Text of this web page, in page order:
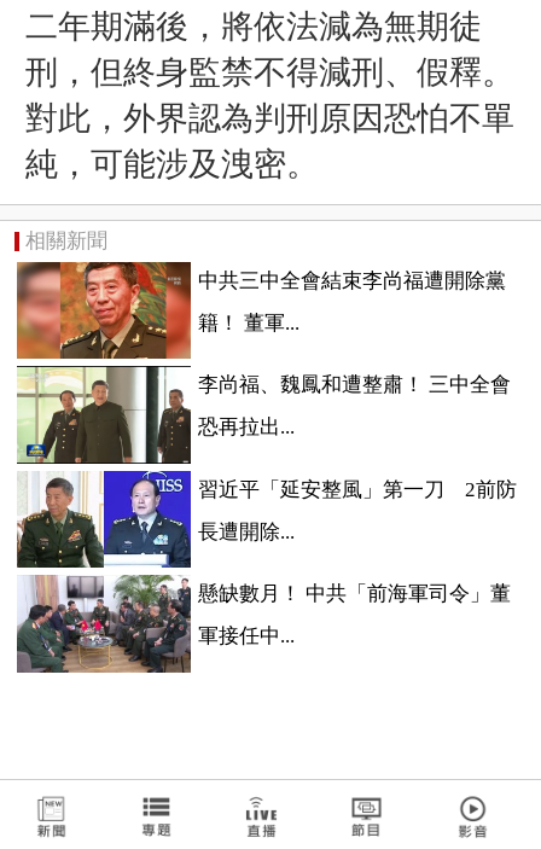
二年期滿後，將依法減為無期徒
刑，但終身監禁不得減刑、假釋。
對此，外界認為判刑原因恐怕不單
純，可能涉及洩密。
相關新聞
中共三中全會結束李尚福遭開除黨
籍！ 董軍...
李尚福、魏鳳和遭整肅！ 三中全會
恐再拉出...
習近平「延安整風」第一刀 2前防
長遭開除...
懸缺數月！ 中共「前海軍司令」董
軍接任中...